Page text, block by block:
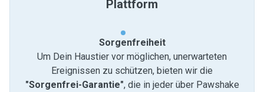
Plattform
Sorgenfreiheit
Um Dein Haustier vor möglichen, unerwarteten
Ereignissen zu schützen, bieten wir die
"Sorgenfrei-Garantie", die in jeder über Pawshake